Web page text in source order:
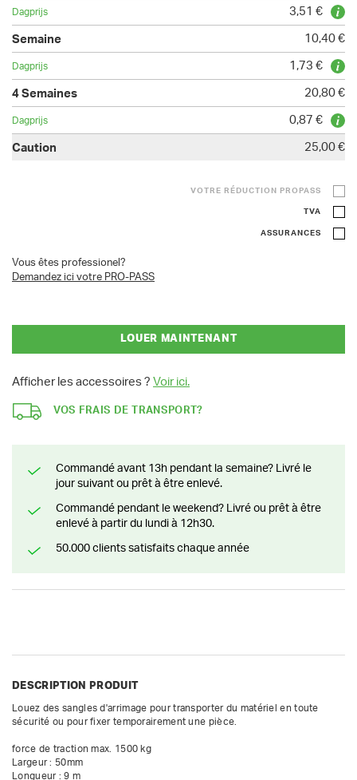
3,51 €
10,40 €
1,73 €
20,80 €
0,87 €
25,00 €
VOTRE RÉDUCTION PROPASS
TVA
ASSURANCES
Vous êtes professionel?
Demandez ici votre PRO-PASS
LOUER MAINTENANT
Afficher les accessoires ? Voir ici.
VOS FRAIS DE TRANSPORT?
Commandé avant 13h pendant la semaine? Livré le
jour suivant ou prêt à être enlevé.
Commandé pendant le weekend? Livré ou prêt à être
enlevé à partir du lundi à 12h30.
50.000 clients satisfaits chaque année
DESCRIPTION PRODUIT
Louez des sangles d'arrimage pour transporter du matériel en toute
sécurité ou pour fixer temporairement une pièce.
force de traction max. 1500 kg
Largeur : 50mm
Longueur : 9 m